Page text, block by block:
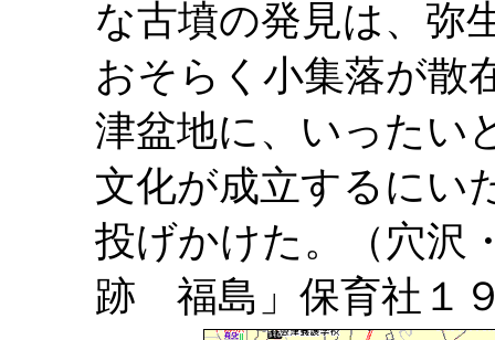
な古墳の発見は、弥
おそらく小集落が散
津盆地に、いったい
文化が成立するにい
投げかけた。（穴沢
跡 福島」保育社１